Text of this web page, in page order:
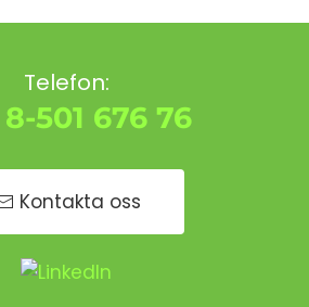
Telefon:
501 676 76
Kontakta oss